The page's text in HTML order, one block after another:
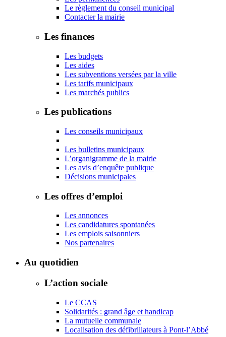
Le règlement du conseil municipal
Contacter la mairie
Les finances
Les budgets
Les aides
Les subventions versées par la ville
Les tarifs municipaux
Les marchés publics
Les publications
Les conseils municipaux
Les bulletins municipaux
L’organigramme de la mairie
Les avis d’enquête publique
Décisions municipales
Les offres d’emploi
Les annonces
Les candidatures spontanées
Les emplois saisonniers
Nos partenaires
Au quotidien
L’action sociale
Le CCAS
Solidarités : grand âge et handicap
La mutuelle communale
Localisation des défibrillateurs à Pont-l’Abbé